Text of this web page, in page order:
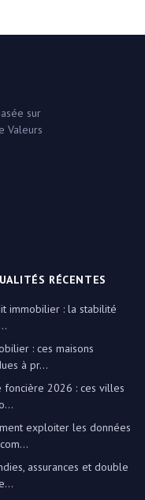
sur
Valeurs
RÉCENTES
immobilier : la stabilité
: ces maisons
à pr...
foncière 2026 : ces villes
exploiter les données
assurances et double